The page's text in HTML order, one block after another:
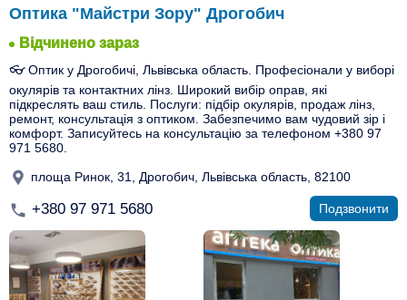
Оптика "Майстри Зору" Дрогобич
Відчинено зараз
👓 Оптик у Дрогобичі, Львівська область. Професіонали у виборі
окулярів та контактних лінз. Широкий вибір оправ, які
підкреслять ваш стиль. Послуги: підбір окулярів, продаж лінз,
ремонт, консультація з оптиком. Забезпечимо вам чудовий зір і
комфорт. Записуйтесь на консультацію за телефоном +380 97
971 5680.
площа Ринок, 31, Дрогобич, Львівська область, 82100
+380 97 971 5680 Подзвонити